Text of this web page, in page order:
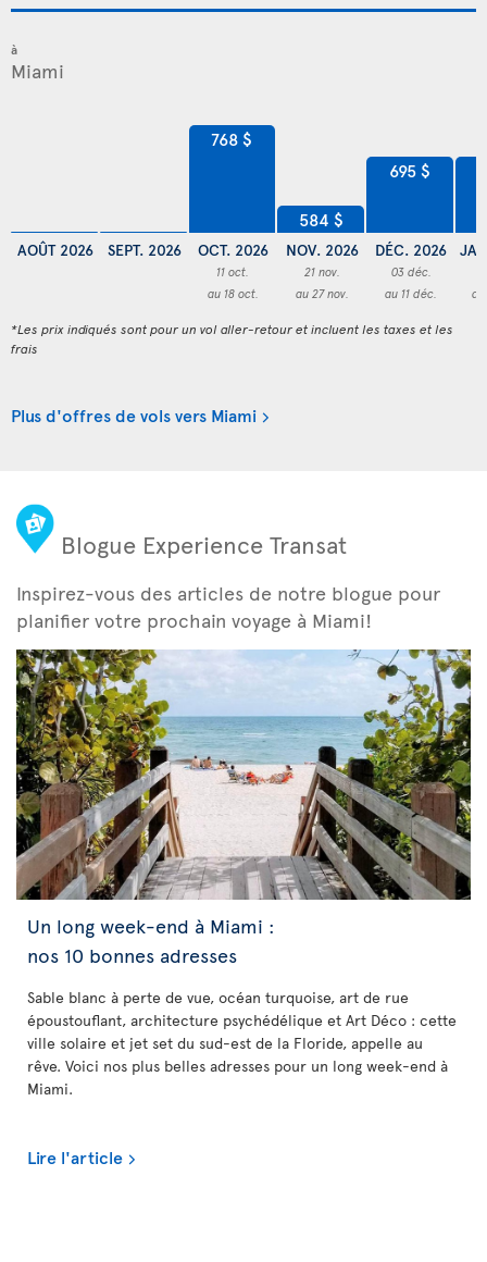
à
AOÛT 2026 SEPT. 2026
768 $
OCT. 2026
11 oct.
au 18 oct.
584 $
NOV. 2026
21 nov.
au 27 nov.
695 $
DÉC. 2026
03 déc.
au 11 déc.
*Les prix indiqués sont pour un vol aller-retour et incluent les taxes et les
frais
Plus d'offres de vols vers Miami
Blogue Experience Transat
Inspirez-vous des articles de notre blogue pour
planifier votre prochain voyage à Miami!
Un long week-end à Miami :
nos 10 bonnes adresses
Sable blanc à perte de vue, océan turquoise, art de rue
époustouflant, architecture psychédélique et Art Déco : cette
ville solaire et jet set du sud-est de la Floride, appelle au
rêve. Voici nos plus belles adresses pour un long week-end à
Miami.
Lire l'article